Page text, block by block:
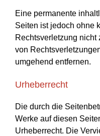
Eine permanente
Seiten ist jedoch ohne
Rechtsverletzung nicht
von
umgehend entfernen.
Urheberrecht
Die durch die
Werke auf diesen
Urheberrecht. Die